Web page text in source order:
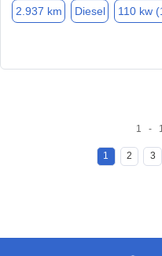
2.937 km Diesel 110 kw
1 -
1 2 3